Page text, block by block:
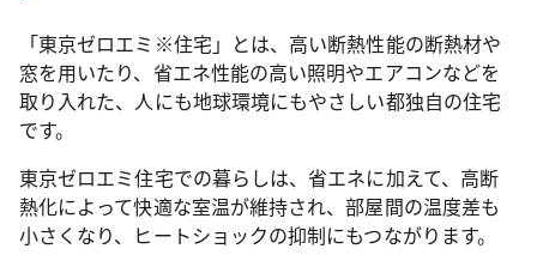
「東京ゼロエミ※住宅」とは、高い断熱性能の断熱材や
窓を用いたり、省エネ性能の高い照明やエアコンなどを
取り入れた、人にも地球環境にもやさしい都独自の住宅
です。
東京ゼロエミ住宅での暮らしは、省エネに加えて、高断
熱化によって快適な室温が維持され、部屋間の温度差も
小さくなり、ヒートショックの抑制にもつながります。